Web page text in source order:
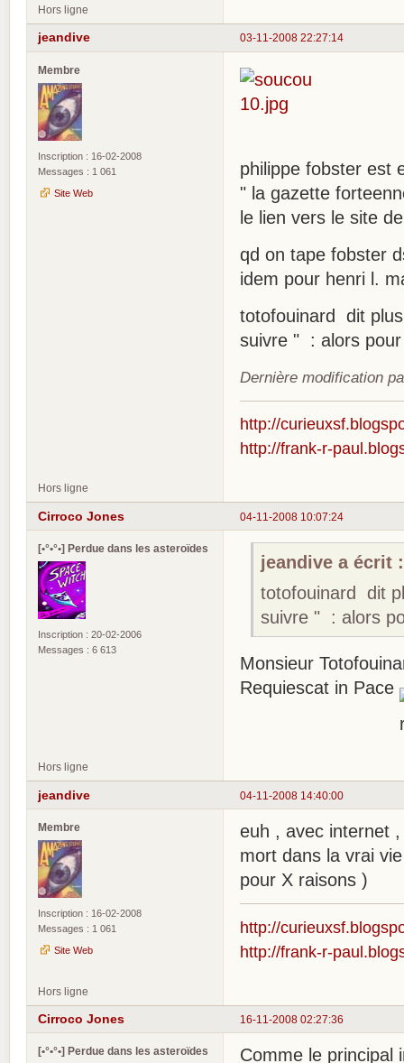
Hors ligne
03-11-2008 22:27:14
jeandive
Membre
Inscription : 16-02-2008
Messages : 1 061
Site Web
philippe fobster est
" la gazette
le lien vers le site
qd on tape fobster
idem pour henri l.
totofouinard dit
suivre " : alors
Dernière modification
http://
http://frank-r-
Hors ligne
04-11-2008 10:07:24
Cirroco Jones
[•°•°•] Perdue dans les asteroïdes
Inscription : 20-02-2006
Messages : 6 613
jeandive a écrit :
totofouinard dit
suivre " : alors
Monsieur
Requiescat in Pace
Hors ligne
04-11-2008 14:40:00
jeandive
Membre
Inscription : 16-02-2008
Messages : 1 061
Site Web
euh , avec internet
mort dans la vrai
pour X raisons )
http://
http://frank-r-
Hors ligne
16-11-2008 02:27:36
Cirroco Jones
[•°•°•] Perdue dans les asteroïdes
Comme le principal